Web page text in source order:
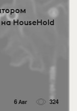
HouseHold
6 Авг 324